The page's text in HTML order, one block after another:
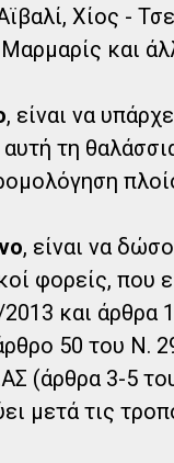
Χίος -
και
, είναι να
αυτή τη
, είναι να
φορείς, που
και άρθρα
50 του Ν.
(άρθρα 3-5
μετά τις